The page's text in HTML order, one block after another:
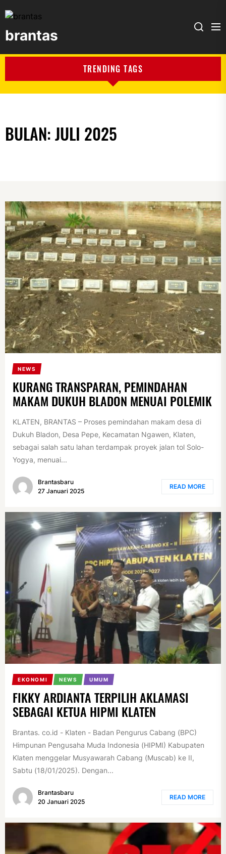
brantas
TRENDING TAGS
BULAN:JULI 2025
NEWS
KURANG TRANSPARAN, PEMINDAHAN
MAKAM DUKUH BLADON MENUAI POLEMIK
KLATEN, BRANTAS – Proses pemindahan makam desa di
Dukuh Bladon, Desa Pepe, Kecamatan Ngawen, Klaten,
sebagai salah satu lahan terdampak proyek jalan tol Solo-
Yogya, menuai...
Brantasbaru
27 Januari 2025
READ MORE
EKONOMI NEWS UMUM
FIKKY ARDIANTA TERPILIH AKLAMASI
SEBAGAI KETUA HIPMI KLATEN
Brantas. co.id - Klaten - Badan Pengurus Cabang (BPC)
Himpunan Pengusaha Muda Indonesia (HIPMI) Kabupaten
Klaten menggelar Musyawarah Cabang (Muscab) ke II,
Sabtu (18/01/2025). Dengan...
Brantasbaru
20 Januari 2025
READ MORE